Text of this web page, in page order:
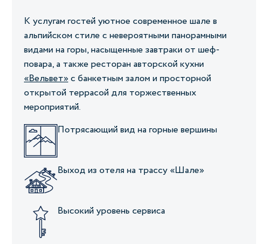
К услугам гостей уютное современное шале в
альпийском стиле с невероятными панорамными
видами на горы, насыщенные завтраки от шеф-
повара, а также ресторан авторской кухни
«Вельвет»с банкетным залом и просторной
открытой террасой для торжественных
мероприятий.
Потрясающий вид на горные вершины
Выход из отеля на трассу «Шале»
Высокий уровень сервиса